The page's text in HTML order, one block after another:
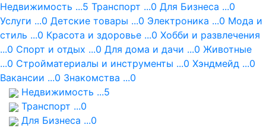
Недвижимость ...5 Транспорт ...0 Для Бизнеса ...0
Услуги ...0 Детские товары ...0 Электроника ...0 Мода и
стиль ...0 Красота и здоровье ...0 Хобби и развлечения
...0 Спорт и отдых ...0 Для дома и дачи ...0 Животные
...0 Стройматериалы и инструменты ...0 Хэндмейд ...0
Вакансии ...0 Знакомства ...0
Недвижимость ...5
Транспорт ...0
Для Бизнеса ...0